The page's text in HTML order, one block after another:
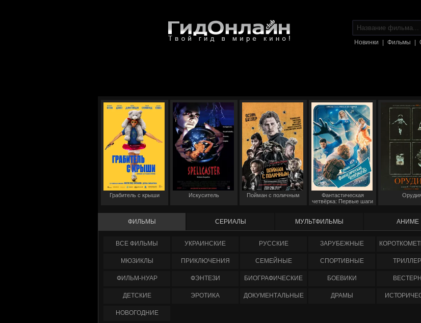
Новинки Фильмы
Грабитель с крыши Искуситель Пойман с поличным
Фантастическая
четвёрка: Первые шаги
ФИЛЬМЫ СЕРИАЛЫ МУЛЬТФИЛЬМЫ АНИМЕ
ФИЛЬМЫ УКРАИНCКИЕ РУССКИЕ ЗАРУБЕЖНЫЕ
МЮЗИКЛЫ ПРИКЛЮЧЕНИЯ СЕМЕЙНЫЕ СПОРТИВНЫЕ
ФИЛЬМ-НУАР ФЭНТЕЗИ БИОГРАФИЧЕСКИЕ БОЕВИКИ
ДЕТСКИЕ ЭРОТИКА ДОКУМЕНТАЛЬНЫЕ ДРАМЫ
НОВОГОДНИЕ